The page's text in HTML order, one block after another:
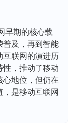
早期的核心载
普及，再到智能
互联网的演进历
，推动了移动
心地位，但仍在
是移动互联网